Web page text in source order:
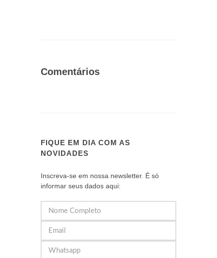
Comentários
FIQUE EM DIA COM AS
NOVIDADES
Inscreva-se em nossa newsletter. É só
informar seus dados aqui: